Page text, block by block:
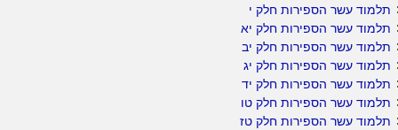
תלמוד עשר הספירות חלק י
תלמוד עשר הספירות חלק יא
תלמוד עשר הספירות חלק יב
תלמוד עשר הספירות חלק יג
תלמוד עשר הספירות חלק יד
תלמוד עשר הספירות חלק טו
תלמוד עשר הספירות חלק טז